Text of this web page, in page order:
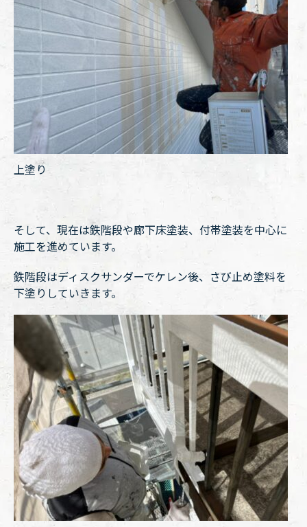
上塗り
そして、現在は鉄階段や廊下床塗装、付帯塗装を中心に
施工を進めています。
鉄階段はディスクサンダーでケレン後、さび止め塗料を
下塗りしていきます。